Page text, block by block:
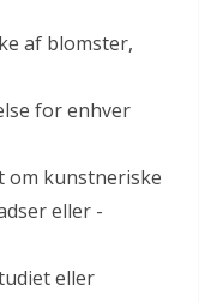
af blomster,
for enhver
om kunstneriske
eller
eller